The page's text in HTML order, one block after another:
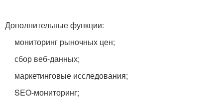
Дополнительные функции:
мониторинг рыночных цен;
сбор веб-данных;
маркетинговые исследования;
SEO-мониторинг;